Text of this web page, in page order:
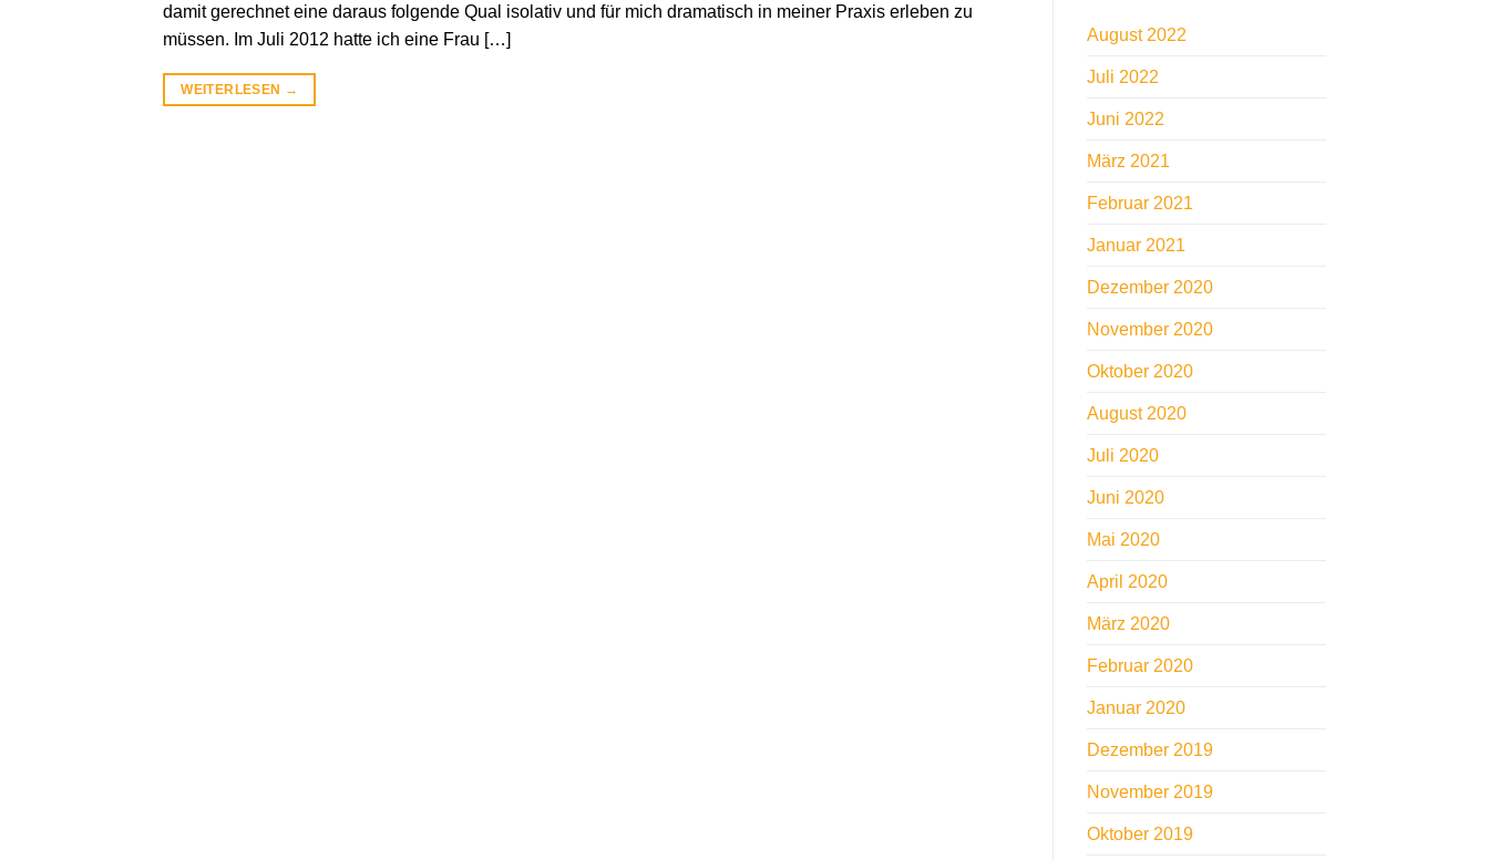
damit gerechnet eine daraus folgende Qual isolativ und für mich dramatisch in meiner Praxis erleben zu
müssen. Im Juli 2012 hatte ich eine Frau […]
WEITERLESEN →
August 2022
Juli 2022
Juni 2022
März 2021
Februar 2021
Januar 2021
Dezember 2020
November 2020
Oktober 2020
August 2020
Juli 2020
Juni 2020
Mai 2020
April 2020
März 2020
Februar 2020
Januar 2020
Dezember 2019
November 2019
Oktober 2019